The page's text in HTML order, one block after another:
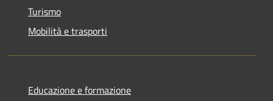
Turismo
Mobilità e trasporti
Educazione e formazione